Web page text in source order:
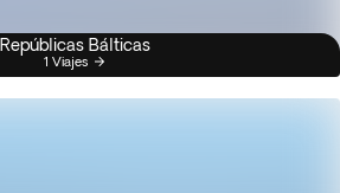
Repúblicas Bálticas
1 Viajes